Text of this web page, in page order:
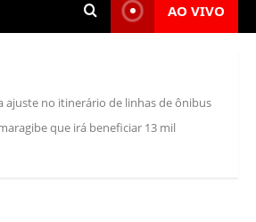
AO VIVO
ajuste no itinerário de linhas de ônibus
que irá beneficiar 13 mil